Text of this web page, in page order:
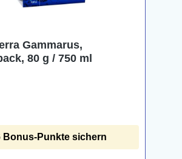
Gammarus,
80 g / 750 ml
Bonus-Punkte sichern